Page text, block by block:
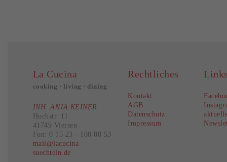
La Cucina
cooking ⋅ living ⋅ dining
INH. ANJA KEINER
Hochstr. 11
41749 Viersen
Fon: 0 15 23 - 108 88 53
mail@lacucina-
suechteln.de
Rechtliches
Kontakt
AGB
Datenschutz
Impressum